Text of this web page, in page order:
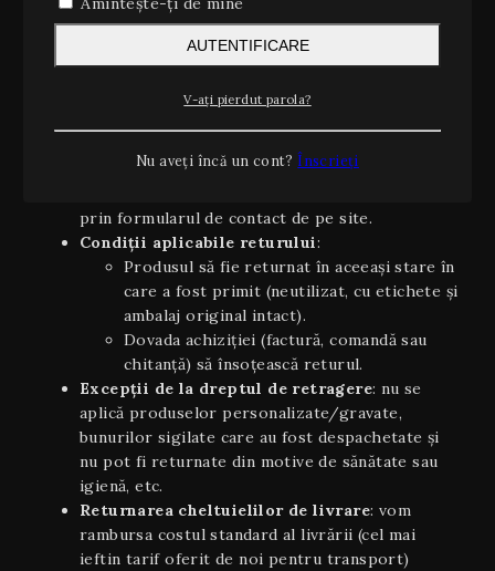
Conform OUG 34/2014 și Directivei UE 2011/83/UE
privind drepturile consumatorilor, aveți dreptul să vă
retrageți din contract, fără a invoca un motiv, în
trimiteți, înainte de împlinirea celor 14 zile, o
prin formularul de contact de pe site.
Condiţii aplicabile returului:
Produsul să fie returnat în aceeaşi stare în
care a fost primit (neutilizat, cu etichete și
ambalaj original intact).
Dovada achiziției (factură, comandă sau
chitanță) să însoțească returul.
Excepții de la dreptul de retragere: nu se
aplică produselor personalizate/gravate,
bunurilor sigilate care au fost despachetate și
nu pot fi returnate din motive de sănătate sau
igienă, etc.
Returnarea cheltuielilor de livrare: vom
rambursa costul standard al livrării (cel mai
ieftin tarif oferit de noi pentru transport)
AUTENTIFICARE
V-ați pierdut parola?
Nu aveți încă un cont? Înscrieți